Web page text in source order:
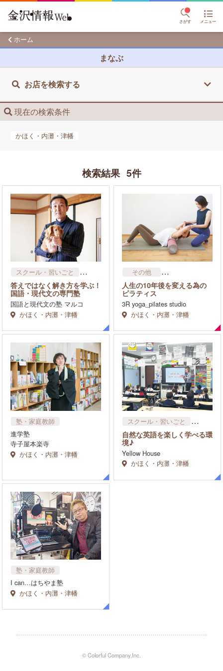
さがす メニュー
ホーム
まなぶ
お店を検索する
現在の検索条件
かほく・内灘・津幡
検索結果 5件
スクール・習いごと
塾・家庭教師
答えではなく解き方を学ぶ！
国語・現代文の専門塾
国語と現代文の塾 マルコ
かほく・内灘・津幡
その他
スクール・習いごと
人生の10年後を変える為の
ピラティス
3R yoga_pilates studio
かほく・内灘・津幡
塾・家庭教師
進学塾
寺子屋本楽寺
かほく・内灘・津幡
スクール・習いごと
塾・家庭教師
英会話
自然な英語を楽しく学べる環
境♪
Yellow House
かほく・内灘・津幡
塾・家庭教師
I can…はちやま塾
かほく・内灘・津幡
© Colorful Company,Inc.